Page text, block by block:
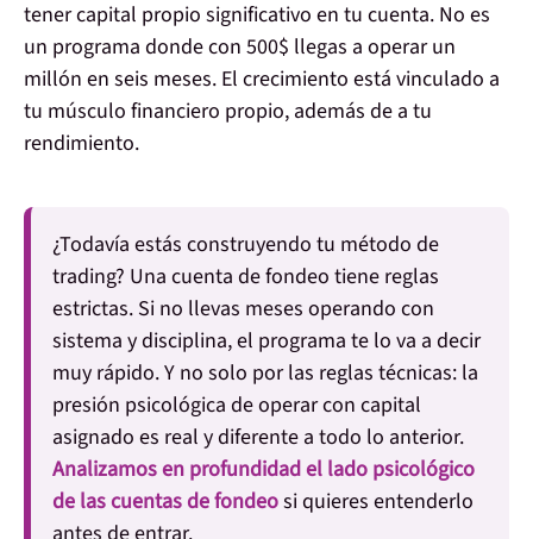
tener capital propio significativo en tu cuenta. No es
un programa donde con 500$ llegas a operar un
millón en seis meses. El crecimiento está vinculado a
tu músculo financiero propio, además de a tu
rendimiento.
¿Todavía estás construyendo tu método de
trading? Una cuenta de fondeo tiene reglas
estrictas. Si no llevas meses operando con
sistema y disciplina, el programa te lo va a decir
muy rápido. Y no solo por las reglas técnicas: la
presión psicológica de operar con capital
asignado es real y diferente a todo lo anterior.
Analizamos en profundidad el lado psicológico
de las cuentas de fondeosi quieres entenderlo